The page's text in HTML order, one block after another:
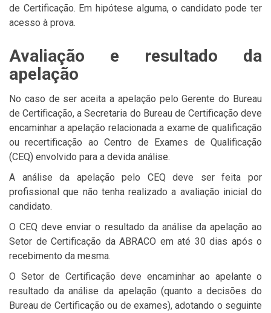
de Certificação. Em hipótese alguma, o candidato pode ter
acesso à prova.
Avaliação e resultado da
apelação
No caso de ser aceita a apelação pelo Gerente do Bureau
de Certificação, a Secretaria do Bureau de Certificação deve
encaminhar a apelação relacionada a exame de qualificação
ou recertificação ao Centro de Exames de Qualificação
(CEQ) envolvido para a devida análise.
A análise da apelação pelo CEQ deve ser feita por
profissional que não tenha realizado a avaliação inicial do
candidato.
O CEQ deve enviar o resultado da análise da apelação ao
Setor de Certificação da ABRACO em até 30 dias após o
recebimento da mesma.
O Setor de Certificação deve encaminhar ao apelante o
resultado da análise da apelação (quanto a decisões do
Bureau de Certificação ou de exames), adotando o seguinte